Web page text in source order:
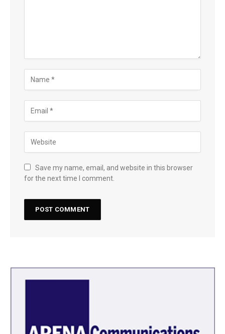
Save my name, email, and website in this browser
for the next time I comment.